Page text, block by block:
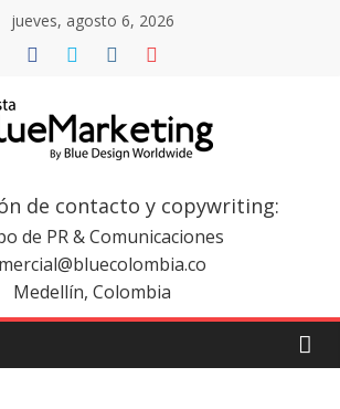
jueves, agosto 6, 2026
de contacto y copywriting:
de PR & Comunicaciones
Medellín, Colombia